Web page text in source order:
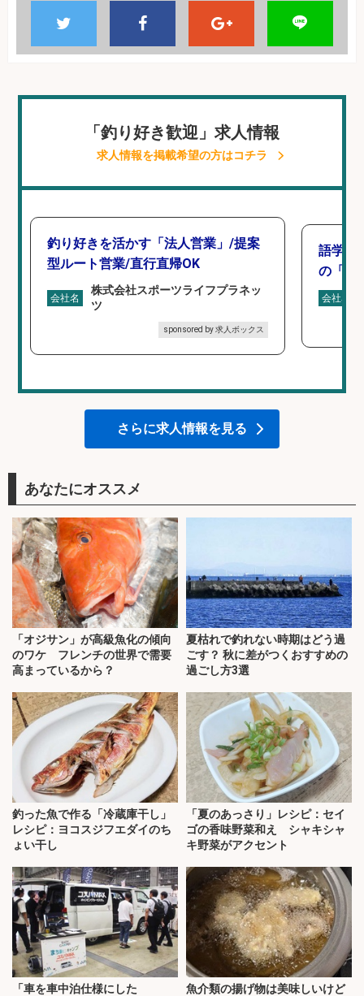
「釣り好き歓迎」求人情報
求人情報を掲載希望の方はコチラ
釣り好きを活かす「法人営業」/提案
型ルート営業/直行直帰OK
会社名
株式会社スポーツライフプラネッ
ツ
sponsored by 求人ボックス
語学力
の「海
会社名
さらに求人情報を見る
あなたにオススメ
「オジサン」が高級魚化の傾向
のワケ フレンチの世界で需要
高まっているから？
夏枯れで釣れない時期はどう過
ごす？ 秋に差がつくおすすめの
過ごし方3選
釣った魚で作る「冷蔵庫干し」
レシピ：ヨコスジフエダイのち
ょい干し
「夏のあっさり」レシピ：セイ
ゴの香味野菜和え シャキシャ
キ野菜がアクセント
「車を車中泊仕様にした
魚介類の揚げ物は美味しいけど